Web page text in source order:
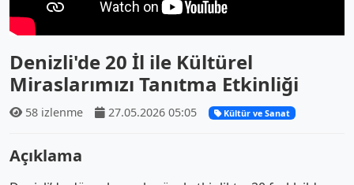
Denizli'de 20 İl ile Kültürel
Miraslarımızı Tanıtma Etkinliği
58 izlenme 27.05.2026 05:05 Kültür ve Sanat
Açıklama